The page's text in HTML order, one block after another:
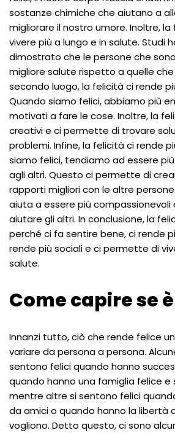
sostanze chimiche che aiutano a
migliorare il nostro umore. Inoltre,
vivere più a lungo e in salute. Studi
dimostrato che le persone che
migliore salute rispetto a quelle che
secondo luogo, la felicità ci rende
Quando siamo felici, abbiamo più
motivati a fare le cose. Inoltre, la
creativi e ci permette di trovare
problemi. Infine, la felicità ci rende
siamo felici, tendiamo ad essere
agli altri. Questo ci permette di
rapporti migliori con le altre
aiuta a essere più compassionevoli
aiutare gli altri. In conclusione, la
perché ci fa sentire bene, ci rende
rende più sociali e ci permette di
salute.
Come capire se
Innanzi tutto, ciò che rende felice
variare da persona a persona.
sentono felici quando hanno
quando hanno una famiglia felice
mentre altre si sentono felici
da amici o quando hanno la libertà
vogliono. Detto questo, ci sono